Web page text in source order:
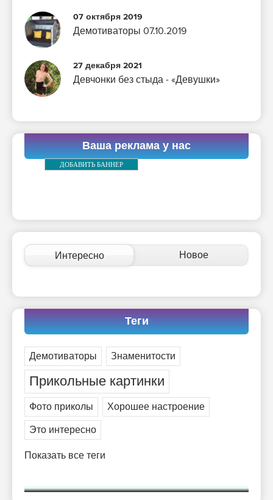
07 октября 2019
Демотиваторы 07.10.2019
27 декабря 2021
Девчонки без стыда - «Девушки»
Ваша реклама у нас
ДОБАВИТЬ БАННЕР
Интересно Новое
Теги
Демотиваторы Знаменитости
Прикольные картинки
Фото приколы
Хорошее настроение
Это интересно
Показать все теги